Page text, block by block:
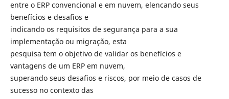
entre o ERP convencional e em nuvem, elencando seus
benefícios e desafios e
indicando os requisitos de segurança para a sua
implementação ou migração, esta
pesquisa tem o objetivo de validar os benefícios e
vantagens de um ERP em nuvem,
superando seus desafios e riscos, por meio de casos de
sucesso no contexto das